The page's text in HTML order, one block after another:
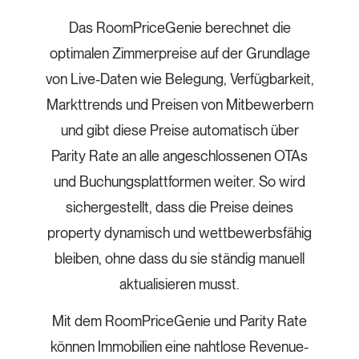
Das RoomPriceGenie berechnet die
optimalen Zimmerpreise auf der Grundlage
von Live-Daten wie Belegung, Verfügbarkeit,
Markttrends und Preisen von Mitbewerbern
und gibt diese Preise automatisch über
Parity Rate an alle angeschlossenen OTAs
und Buchungsplattformen weiter. So wird
sichergestellt, dass die Preise deines
property dynamisch und wettbewerbsfähig
bleiben, ohne dass du sie ständig manuell
aktualisieren musst.
Mit dem RoomPriceGenie und Parity Rate
können Immobilien eine nahtlose Revenue-